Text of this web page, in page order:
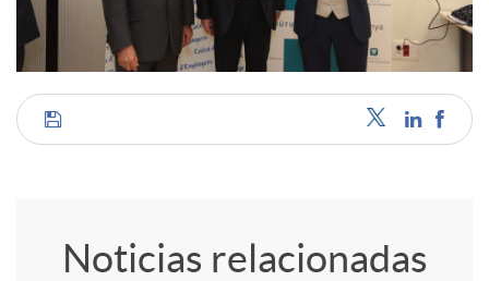
C
Noticias relacionadas